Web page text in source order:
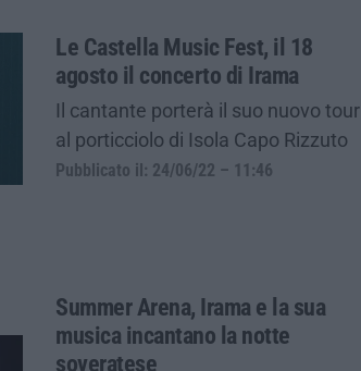
Le Castella Music Fest, il 18
agosto il concerto di Irama
Il cantante porterà il suo nuovo tour
al porticciolo di Isola Capo Rizzuto
Pubblicato il: 24/06/22 – 11:46
Summer Arena, Irama e la sua
musica incantano la notte
soveratese